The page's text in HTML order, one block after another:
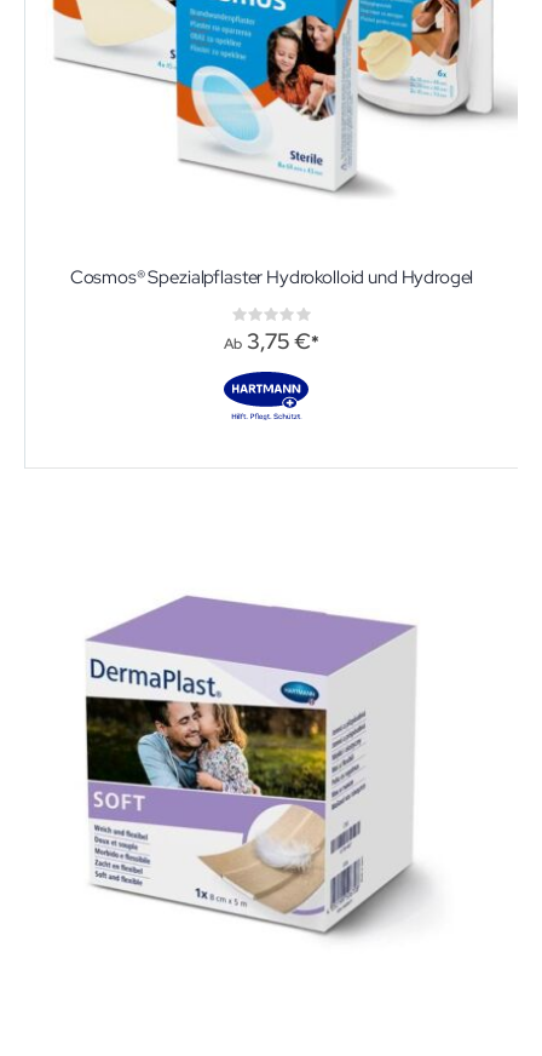
Cosmos® Spezialpflaster Hydrokolloid und Hydrogel
Rating:
0%
Ab 3,75 €